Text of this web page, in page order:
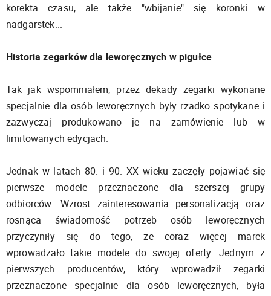
korekta czasu, ale także "wbijanie" się koronki w
nadgarstek...
Historia zegarków dla leworęcznych w pigułce
Tak jak wspomniałem, przez dekady zegarki wykonane
specjalnie dla osób leworęcznych były rzadko spotykane i
zazwyczaj produkowano je na zamówienie lub w
limitowanych edycjach.
Jednak w latach 80. i 90. XX wieku zaczęły pojawiać się
pierwsze modele przeznaczone dla szerszej grupy
odbiorców. Wzrost zainteresowania personalizacją oraz
rosnąca świadomość potrzeb osób leworęcznych
przyczyniły się do tego, że coraz więcej marek
wprowadzało takie modele do swojej oferty. Jednym z
pierwszych producentów, który wprowadził zegarki
przeznaczone specjalnie dla osób leworęcznych, była